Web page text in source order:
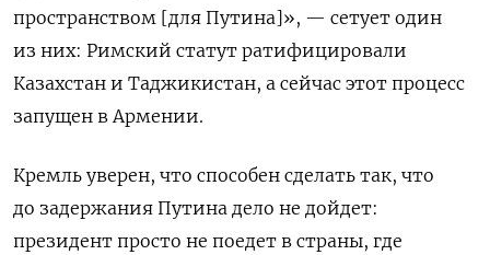
пространством [для Путина]», — сетует один
из них: Римский статут ратифицировали
Казахстан и Таджикистан, а сейчас этот процесс
запущен в Армении.
Кремль уверен, что способен сделать так, что
до задержания Путина дело не дойдет:
президент просто не поедет в страны, где